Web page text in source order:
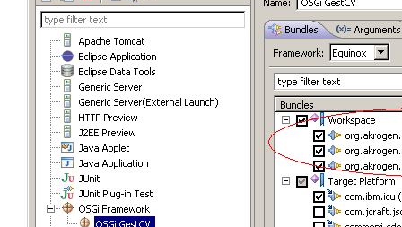
for (User user : users) {
System.out.println("User [login=" +
+ user.getPassword() + "]");
}
}
/*
* (non-Javadoc)
*
* @see
*
*/
public void stop(BundleContext context) throws